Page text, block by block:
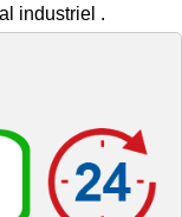
industriel .